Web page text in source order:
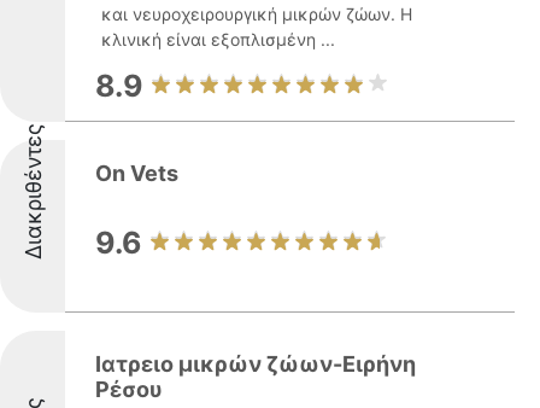
και νευροχειρουργική μικρών ζώων. Η
κλινική είναι εξοπλισμένη ...
8.9
Διακριθέντες On Vets
9.6
Ιατρειο μικρών ζώων-Ειρήνη
Ρέσου